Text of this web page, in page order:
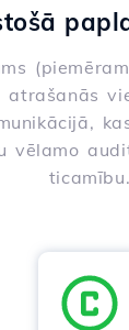
atrašanās
vēlamo
ticamību.